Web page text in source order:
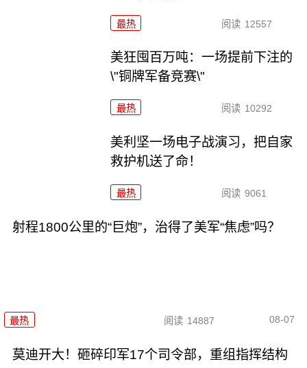
最热 阅读 12557
美狂囤百万吨：一场提前下注的
\"铜牌军备竞赛\"
最热 阅读 10292
美利坚一场电子战演习，把自家
救护机送了命！
最热 阅读 9061
射程1800公里的“巨炮”，治得了美军“焦虑”吗？
最热 阅读 14887 08-07
莫迪开大！砸碎印军17个司令部，重组指挥结构